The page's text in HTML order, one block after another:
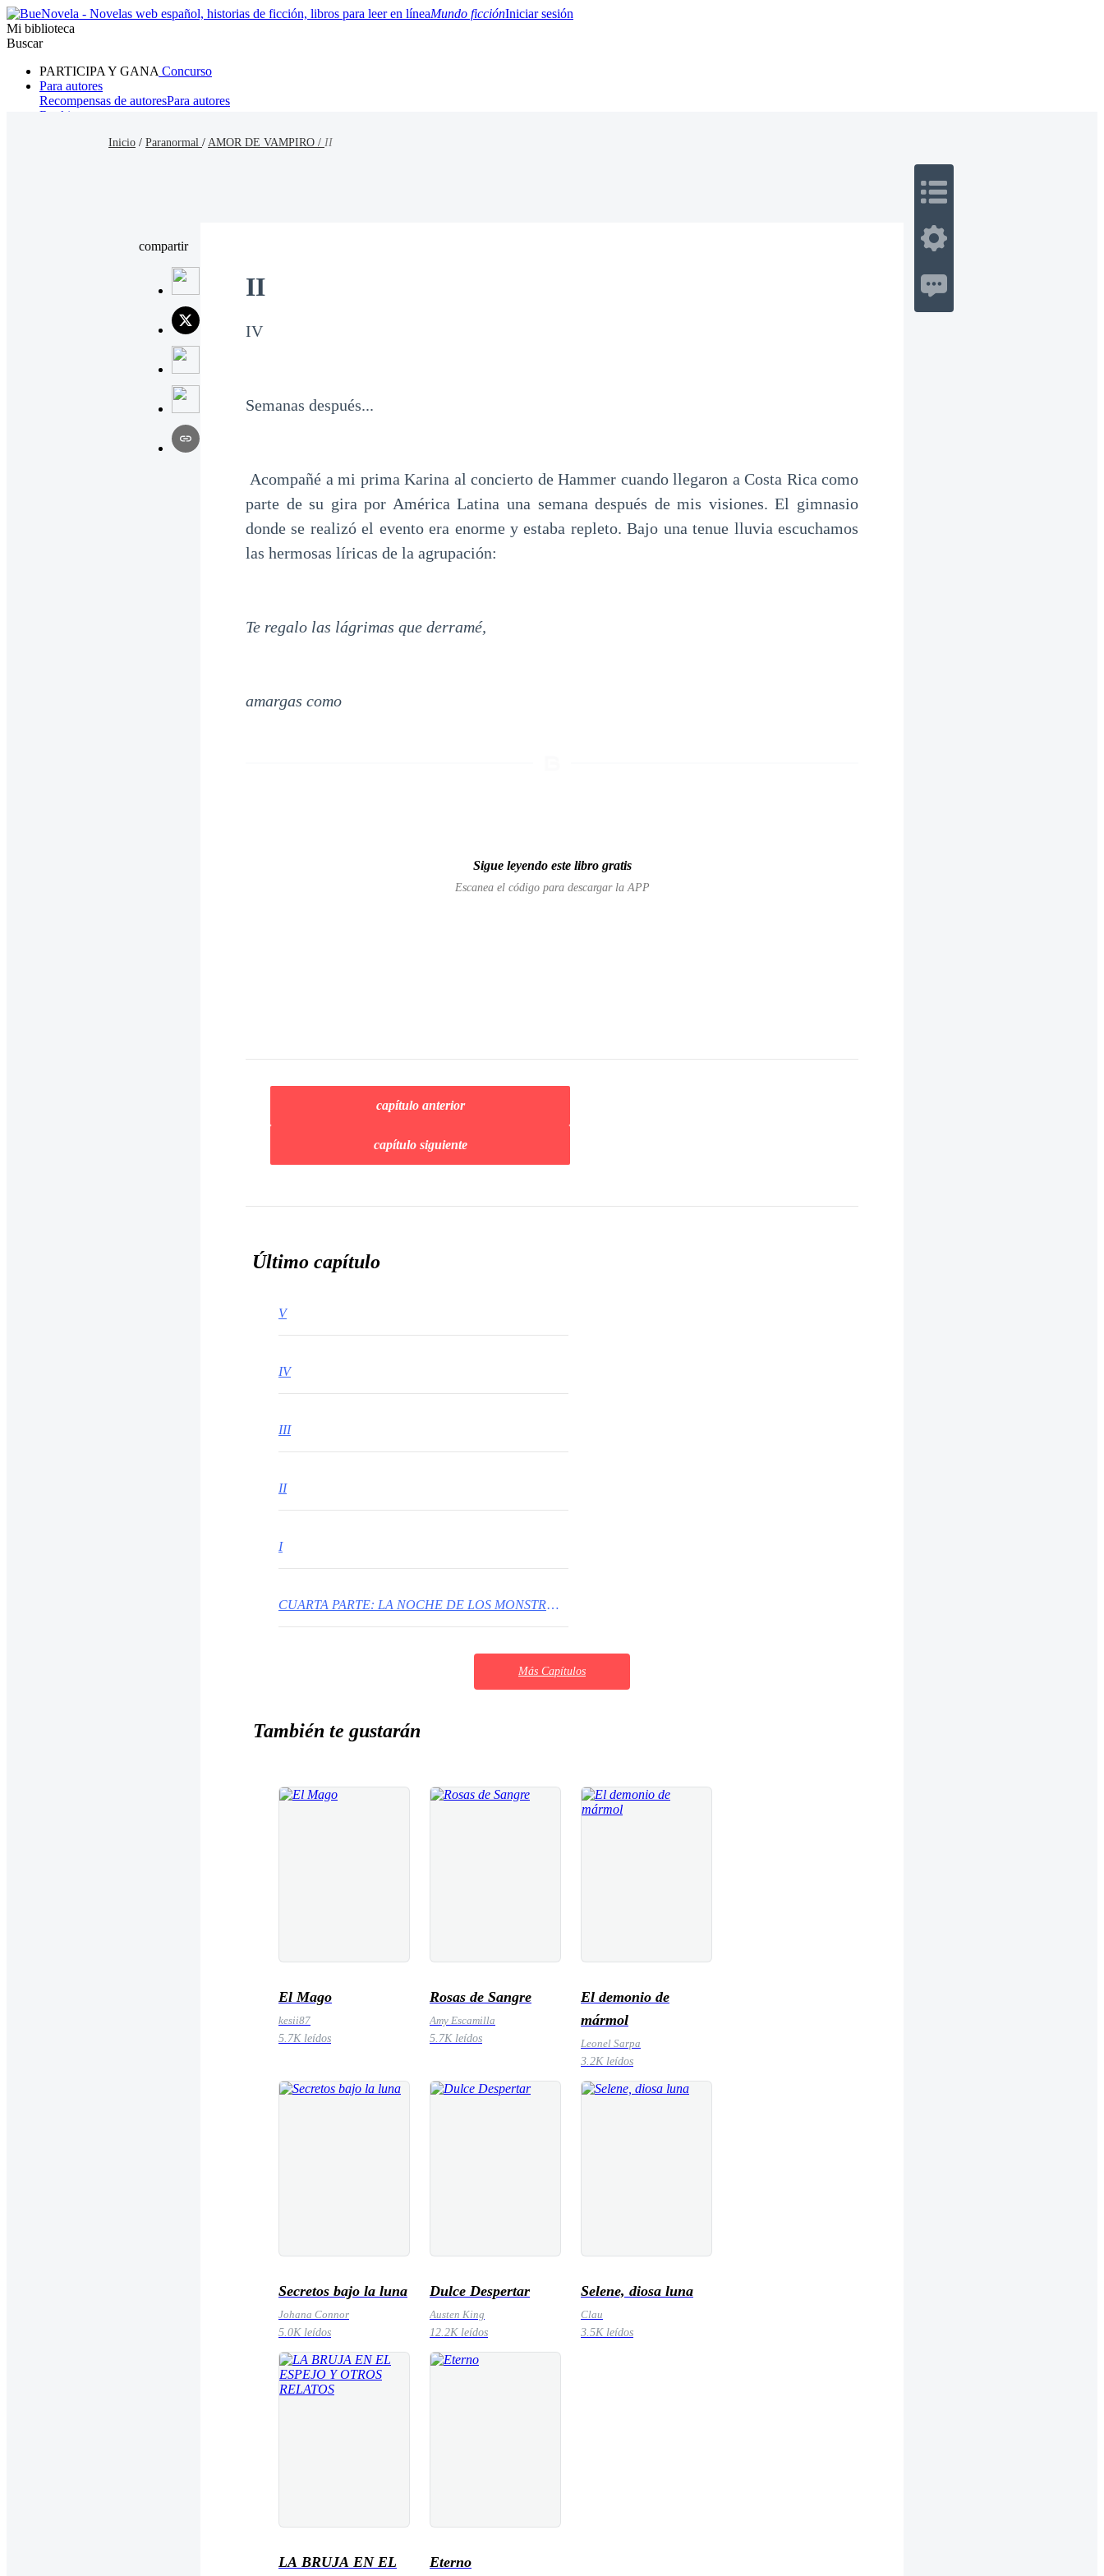
Mundo ficciónIniciar sesión
Mi biblioteca
Buscar
PARTICIPA Y GANA Concurso
Para autores
Recompensas de autoresPara autores
Ranking
Inicio / Paranormal / AMOR DE VAMPIRO / II
compartir
II
IV
Semanas después...
Acompañé a mi prima Karina al concierto de Hammer cuando llegaron a Costa Rica como
parte de su gira por América Latina una semana después de mis visiones. El gimnasio
donde se realizó el evento era enorme y estaba repleto. Bajo una tenue lluvia escuchamos
las hermosas líricas de la agrupación:
Te regalo las lágrimas que derramé,
amargas como
Sigue leyendo este libro gratis
Escanea el código para descargar la APP
capítulo anterior
capítulo siguiente
Último capítulo
V
IV
III
II
I
CUARTA PARTE: LA NOCHE DE LOS MONSTRUOS
Más Capítulos
También te gustarán
El Mago
kesii87
5.7K leídos
Rosas de Sangre
Amy Escamilla
5.7K leídos
El demonio de
mármol
Leonel Sarpa
3.2K leídos
Secretos bajo la luna
Johana Connor
5.0K leídos
Dulce Despertar
Austen King
12.2K leídos
Selene, diosa luna
Clau
3.5K leídos
LA BRUJA EN EL
Eterno